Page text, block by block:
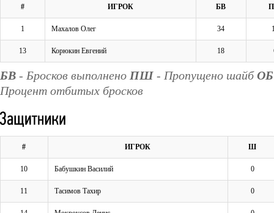
# ИГРОК БВ
1 Махалов Олег 34
13 Корюкин Евгений 18
БВ - Бросков выполнено ПШ - Пропущено шайб ОБ
Процент отбитых бросков
# ИГРОК Ш
10 Бабушкин Василий 0
11 Тасимов Тахир 0